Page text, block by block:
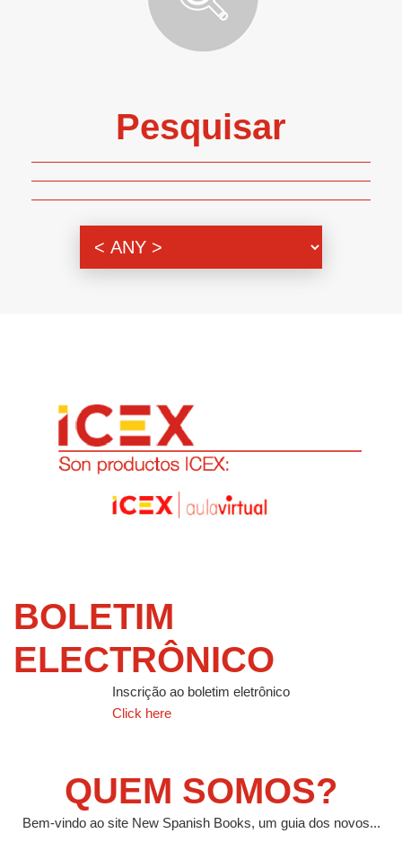
Pesquisar
BOLETIM
ELECTRÔNICO
Inscrição ao boletim eletrônico
Click here
QUEM SOMOS?
Bem-vindo ao site New Spanish Books, um guia dos novos...